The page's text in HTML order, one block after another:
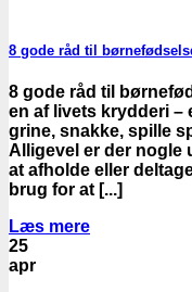
8 gode råd til
8 gode råd til
en af livets krydderi –
grine, snakke, spille
Alligevel er der nogle
at afholde eller
brug for at [...]
Læs mere
25
apr